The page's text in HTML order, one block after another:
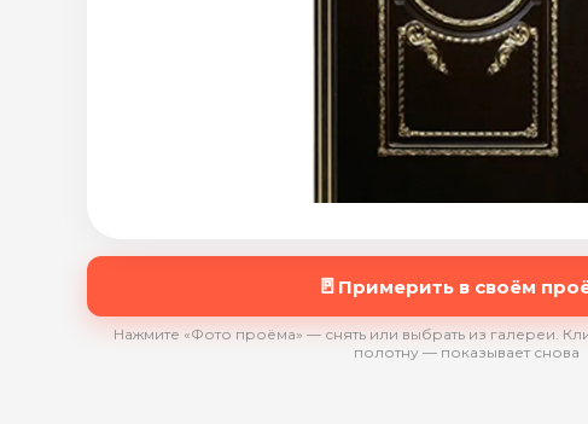
🚪 Примерить в своём
Нажмите «Фото проёма» — снять или выбрать из галереи.
полотну — показывает снова